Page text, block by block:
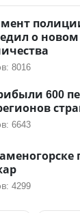
о
8016
600
6643
4299